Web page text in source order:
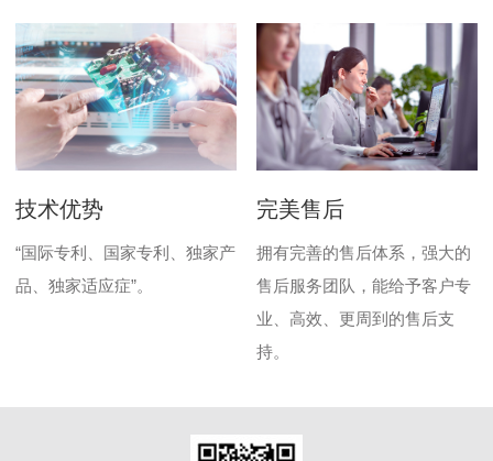
技术优势
“国际专利、国家专利、独家产
品、独家适应症”。
完美售后
拥有完善的售后体系，强大的
售后服务团队，能给予客户专
业、高效、更周到的售后支
持。